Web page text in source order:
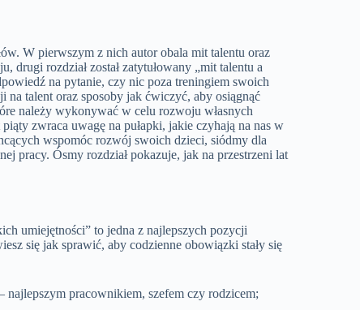
W pierwszym z nich autor obala mit talentu oraz
drugi rozdział został zatytułowany „mit talentu a
na pytanie, czy nic poza treningiem swoich
na talent oraz sposoby jak ćwiczyć, aby osiągnąć
należy wykonywać w celu rozwoju własnych
zwraca uwagę na pułapki, jakie czyhają na nas w
wspomóc rozwój swoich dzieci, siódmy dla
pracy. Ósmy rozdział pokazuje, jak na przestrzeni lat
umiejętności” to jedna z najlepszych pozycji
się jak sprawić, aby codzienne obowiązki stały się
pracownikiem, szefem czy rodzicem;